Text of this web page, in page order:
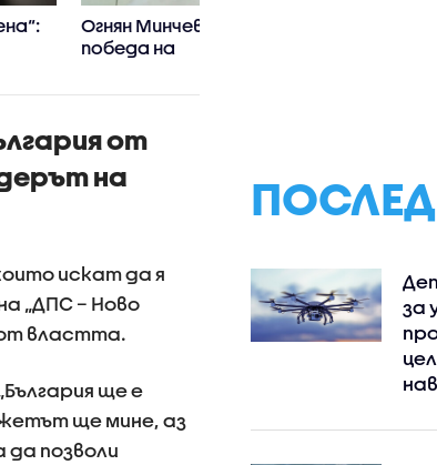
Огнян Минчев: За
победа на
избори ще трябват
от
на
искат да я
„ДПС – Ново
от властта.
ще е
ще мине, аз
позволи
за